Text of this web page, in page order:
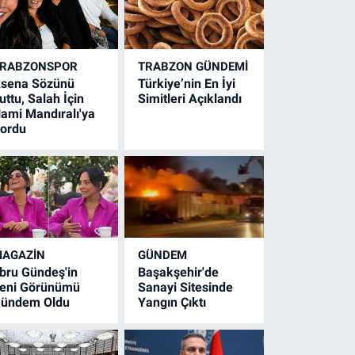
Sözünü
Salah İçin
Mandıralı'ya
TRABZON GÜNDEMİ
Türkiye’nin En İyi
Simitleri Açıklandı
Gündeş'in
Görünümü
Oldu
GÜNDEM
Başakşehir'de
Sanayi Sitesinde
Yangın Çıktı